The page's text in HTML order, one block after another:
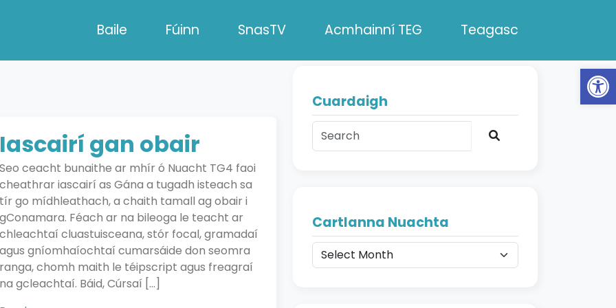
Baile Fúinn SnasTV Acmhainní TEG Teagasc
gan obair
ceacht bunaithe ar mhír ó Nuacht TG4 faoi
iascairí as Gána a tugadh isteach sa
go mídhleathach, a chaith tamall ag obair i
Féach ar na bileoga le teacht ar
cluastuisceana, stór focal, gramadaí
gníomhaíochtaí cumarsáide don seomra
chomh maith le téipscript agus freagraí
gcleachtaí. Báid, Cúrsaí […]
Cuardaigh
Cartlanna Nuachta
C
a
r
t